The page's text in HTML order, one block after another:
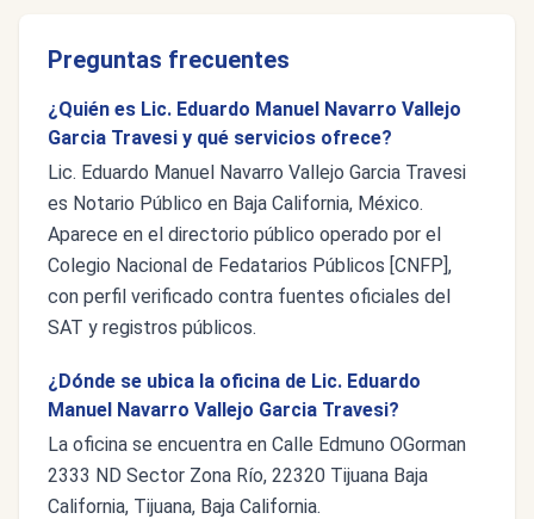
Preguntas frecuentes
¿Quién es Lic. Eduardo Manuel Navarro Vallejo
Garcia Travesi y qué servicios ofrece?
Lic. Eduardo Manuel Navarro Vallejo Garcia Travesi
es Notario Público en Baja California, México.
Aparece en el directorio público operado por el
Colegio Nacional de Fedatarios Públicos [CNFP],
con perfil verificado contra fuentes oficiales del
SAT y registros públicos.
¿Dónde se ubica la oficina de Lic. Eduardo
Manuel Navarro Vallejo Garcia Travesi?
La oficina se encuentra en Calle Edmuno OGorman
2333 ND Sector Zona Río, 22320 Tijuana Baja
California, Tijuana, Baja California.